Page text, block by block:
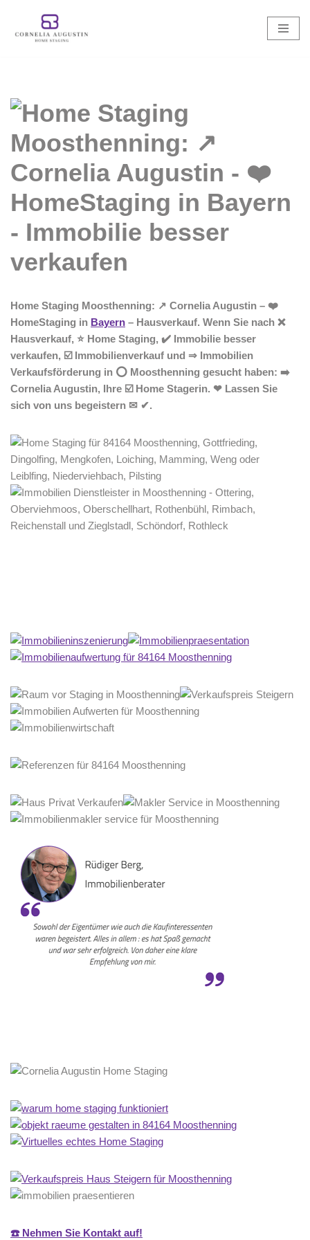
Zum
Home Staging Moosthenning: ↗️ Cornelia Augustin – ❤️
HomeStaging in Bayern – Hausverkauf. Wenn Sie nach ❌
Hausverkauf, ⭐ Home Staging, ✔️ Immobilie besser
verkaufen, ☑️ Immobilienverkauf und ⇒ Immobilien
Verkaufsförderung in ⭕ Moosthenning gesucht haben: ➡️
Cornelia Augustin, Ihre ☑️ Home Stagerin. ❤ Lassen Sie
sich von uns begeistern ✉ ✔.
☎️ Nehmen Sie Kontakt auf!